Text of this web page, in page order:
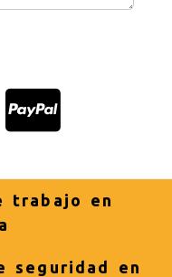
trabajo en
seguridad en